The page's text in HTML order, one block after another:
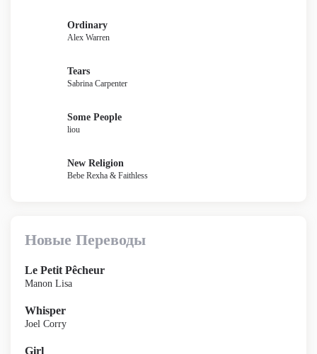
Ordinary
Alex Warren
Tears
Sabrina Carpenter
Some People
liou
New Religion
Bebe Rexha & Faithless
Новые Переводы
Le Petit Pêcheur
Manon Lisa
Whisper
Joel Corry
Girl